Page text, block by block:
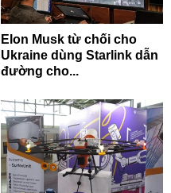
Elon Musk từ chối cho
Ukraine dùng Starlink dẫn
đường cho...